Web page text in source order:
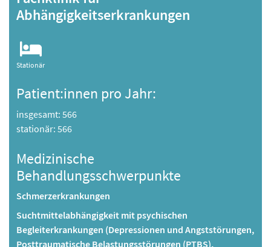
Abhängigkeitserkrankungen
Stationär
Patient:innen pro Jahr:
insgesamt: 566
stationär: 566
Medizinische
Behandlungsschwerpunkte
Schmerzerkrankungen
Suchtmittelabhängigkeit mit psychischen
Begleiterkrankungen (Depressionen und Angststörungen,
Posttraumatische Belastungsstörungen (PTBS),